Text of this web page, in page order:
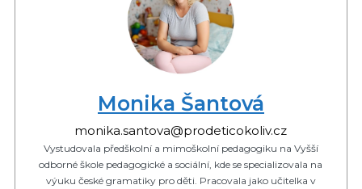
Monika Šantová
monika.santova@prodeticokoliv.cz
Vystudovala předškolní a mimoškolní pedagogiku na Vyšší
odborné škole pedagogické a sociální, kde se specializovala na
výuku české gramatiky pro děti. Pracovala jako učitelka v